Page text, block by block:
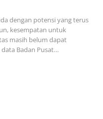
dengan potensi yang terus
kesempatan untuk
masih belum dapat
Badan Pusat…